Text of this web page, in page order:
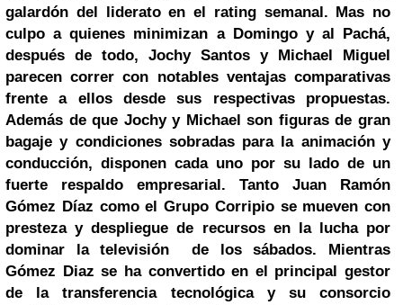
galardón del liderato en el rating semanal. Mas no
culpo a quienes minimizan a Domingo y al Pachá,
después de todo, Jochy Santos y Michael Miguel
parecen correr con notables ventajas comparativas
frente a ellos desde sus respectivas propuestas.
Además de que Jochy y Michael son figuras de gran
bagaje y condiciones sobradas para la animación y
conducción, disponen cada uno por su lado de un
fuerte respaldo empresarial.
Tanto Juan Ramón
Gómez Díaz como el Grupo Corripio se mueven con
presteza y despliegue de recursos en la lucha por
dominar la televisión de los sábados.
Mientras
Gómez Diaz se ha convertido en el principal gestor
de la transferencia tecnológica y su consorcio